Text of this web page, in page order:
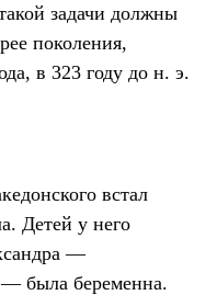
задачи должны
поколения,
в 323 году до н. э.
встал
Детей у него
—
— была беременна.